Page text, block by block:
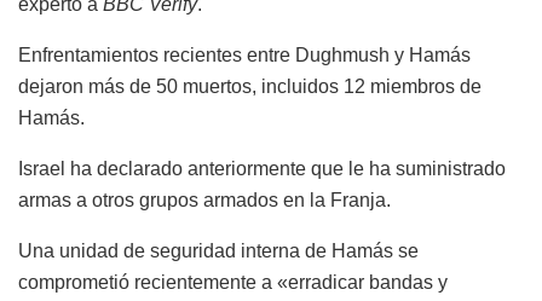
Enfrentamientos recientes entre Dughmush y Hamás
dejaron más de 50 muertos, incluidos 12 miembros de
Hamás.
Israel ha declarado anteriormente que le ha suministrado
armas a otros grupos armados en la Franja.
Una unidad de seguridad interna de Hamás se
comprometió recientemente a «erradicar bandas y